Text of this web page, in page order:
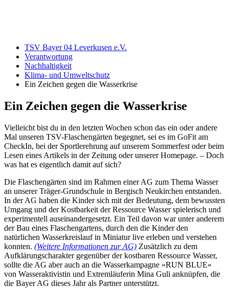
TSV Bayer 04 Leverkusen e.V.
Verantwortung
Nachhaltigkeit
Klima- und Umweltschutz
Ein Zeichen gegen die Wasserkrise
Ein Zeichen gegen die Wasserkrise
Vielleicht bist du in den letzten Wochen schon das ein oder andere
Mal unseren TSV-Flaschengärten begegnet, sei es im GoFit am
CheckIn, bei der Sportlerehrung auf unserem Sommerfest oder beim
Lesen eines Artikels in der Zeitung oder unserer Homepage. – Doch
was hat es eigentlich damit auf sich?
Die Flaschengärten sind im Rahmen einer AG zum Thema Wasser
an unserer Träger-Grundschule in Bergisch Neukirchen entstanden.
In der AG haben die Kinder sich mit der Bedeutung, dem bewussten
Umgang und der Kostbarkeit der Ressource Wasser spielerisch und
experimentell auseinandergesetzt. Ein Teil davon war unter anderem
der Bau eines Flaschengartens, durch den die Kinder den
natürlichen Wasserkreislauf in Miniatur live erleben und verstehen
konnten. (Weitere Informationen zur AG) Zusätzlich zu dem
Aufklärungscharakter gegenüber der kostbaren Ressource Wasser,
sollte die AG aber auch an die Wasserkampagne »RUN BLUE«
von Wasseraktivistin und Extremläuferin Mina Guli anknüpfen, die
die Bayer AG dieses Jahr als Partner unterstützt.